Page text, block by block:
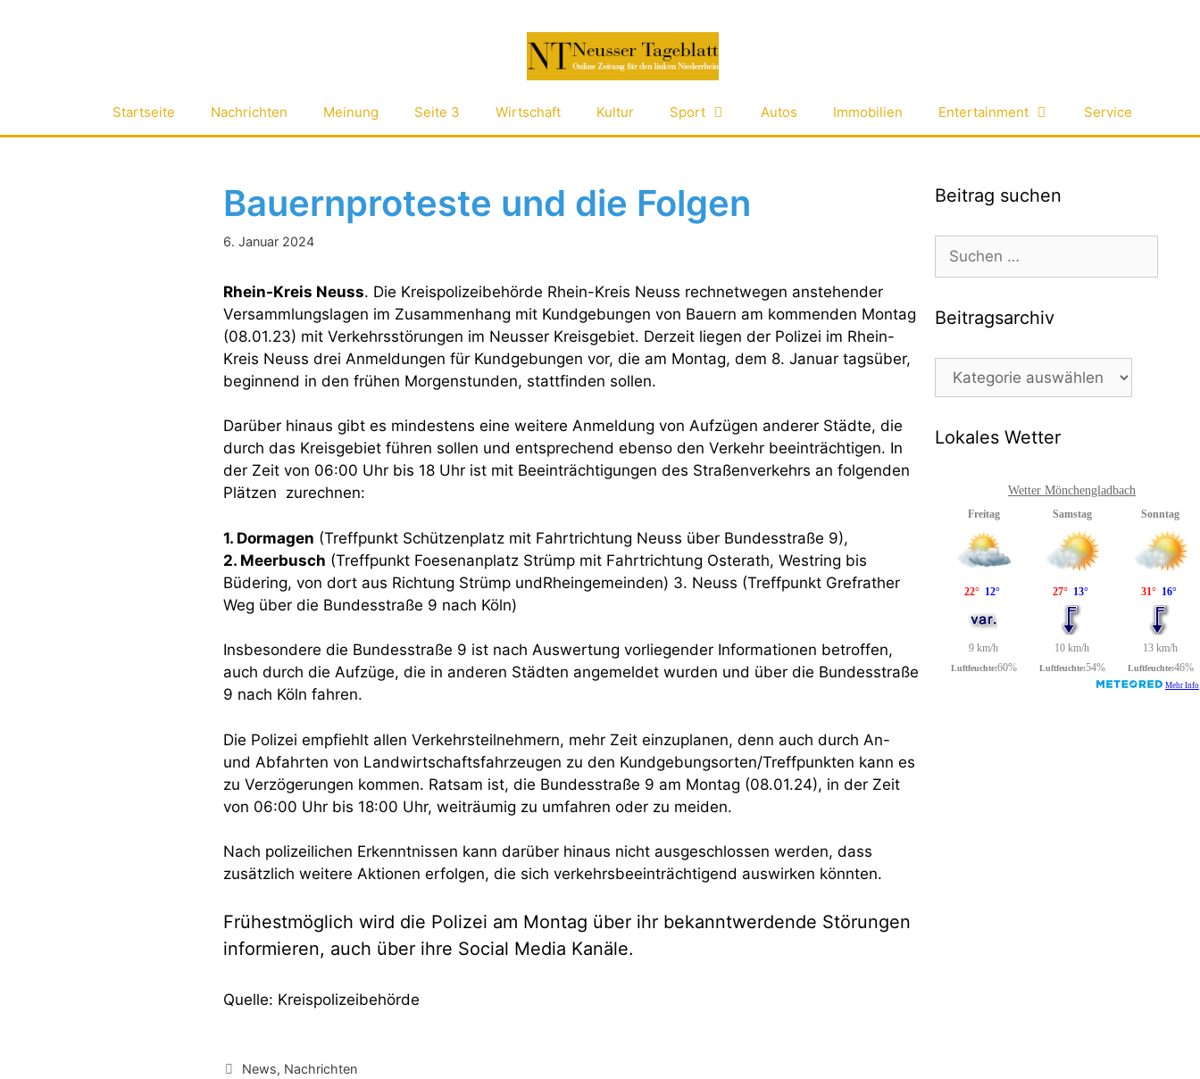
Startseite Nachrichten Meinung Seite 3 Wirtschaft Kultur Sport Autos Immobilien Entertainment Service
Bauernproteste und die Folgen
6. Januar 2024
Rhein-Kreis Neuss. Die Kreispolizeibehörde Rhein-Kreis Neuss rechnetwegen anstehender
Versammlungslagen im Zusammenhang mit Kundgebungen von Bauern am kommenden Montag
(08.01.23) mit Verkehrsstörungen im Neusser Kreisgebiet. Derzeit liegen der Polizei im Rhein-
Kreis Neuss drei Anmeldungen für Kundgebungen vor, die am Montag, dem 8. Januar tagsüber,
beginnend in den frühen Morgenstunden, stattfinden sollen.
Darüber hinaus gibt es mindestens eine weitere Anmeldung von Aufzügen anderer Städte, die
durch das Kreisgebiet führen sollen und entsprechend ebenso den Verkehr beeinträchtigen. In
der Zeit von 06:00 Uhr bis 18 Uhr ist mit Beeinträchtigungen des Straßenverkehrs an folgenden
Plätzen zurechnen:
1. Dormagen (Treffpunkt Schützenplatz mit Fahrtrichtung Neuss über Bundesstraße 9),
2. Meerbusch (Treffpunkt Foesenanplatz Strümp mit Fahrtrichtung Osterath, Westring bis
Büdering, von dort aus Richtung Strümp undRheingemeinden) 3. Neuss (Treffpunkt Grefrather
Weg über die Bundesstraße 9 nach Köln)
Insbesondere die Bundesstraße 9 ist nach Auswertung vorliegender Informationen betroffen,
auch durch die Aufzüge, die in anderen Städten angemeldet wurden und über die Bundesstraße
9 nach Köln fahren.
Die Polizei empfiehlt allen Verkehrsteilnehmern, mehr Zeit einzuplanen, denn auch durch An-
und Abfahrten von Landwirtschaftsfahrzeugen zu den Kundgebungsorten/Treffpunkten kann es
zu Verzögerungen kommen. Ratsam ist, die Bundesstraße 9 am Montag (08.01.24), in der Zeit
von 06:00 Uhr bis 18:00 Uhr, weiträumig zu umfahren oder zu meiden.
Nach polizeilichen Erkenntnissen kann darüber hinaus nicht ausgeschlossen werden, dass
zusätzlich weitere Aktionen erfolgen, die sich verkehrsbeeinträchtigend auswirken könnten.
Frühestmöglich wird die Polizei am Montag über ihr bekanntwerdende Störungen
informieren, auch über ihre Social Media Kanäle.
Quelle: Kreispolizeibehörde
Kategorien
News, Nachrichten
Beitrag suchen
Suchen
nach:
Beitragsarchiv
Beitragsarchiv
Lokales Wetter
Wetter Mönchengladbach